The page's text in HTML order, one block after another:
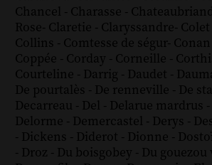
Chancel - Charasse -
Rose- Claretie - Claryssandre- Colet
Collins - Comtesse de ségur-
Coppée - Corday - Corneille -
Courteline - Darrig - Daudet -
De pourtalès - De renneville - De
Decarreau - Del - Delarue mardrus -
Delorme - Demercastel - Derys -
- Dickens - Diderot - Dionne -
- Droz - Du boisgobey - Du gouezou